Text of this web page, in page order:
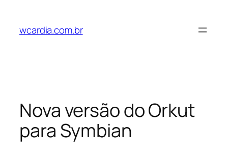
wcardia.com.br
Nova versão do Orkut
para Symbian